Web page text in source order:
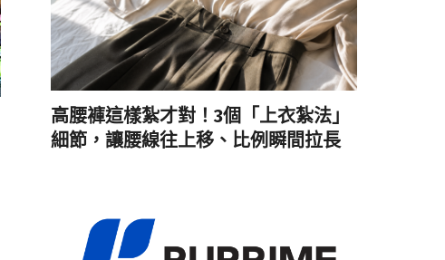
高腰褲這樣紮才對！3個「上衣紮法」
細節，讓腰線往上移、比例瞬間拉長